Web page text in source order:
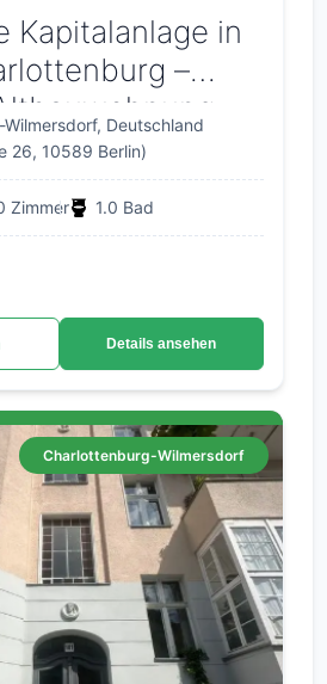
Kapitalanlage in
–
Deutschland
26, 10589 Berlin)
Zimmer 1.0 Bad
Details ansehen
Charlottenburg-Wilmersdorf